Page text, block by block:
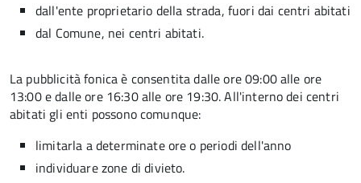
dall'ente proprietario della strada, fuori dai centri abitati
dal Comune, nei centri abitati.
La pubblicità fonica è consentita dalle ore 09:00 alle ore
13:00 e dalle ore 16:30 alle ore 19:30. All'interno dei centri
abitati gli enti possono comunque:
limitarla a determinate ore o periodi dell'anno
individuare zone di divieto.